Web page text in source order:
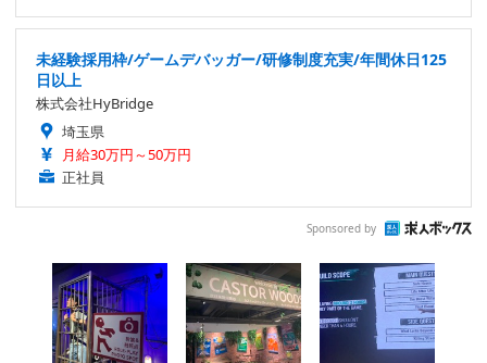
未経験採用枠/ゲームデバッガー/研修制度充実/年間休日125
日以上
株式会社HyBridge
埼玉県
月給30万円～50万円
正社員
Sponsored by